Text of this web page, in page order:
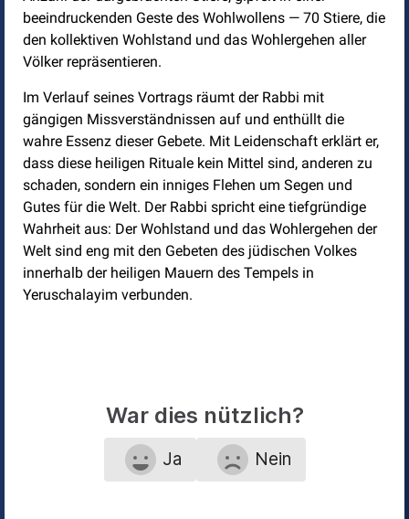
beeindruckenden Geste des Wohlwollens — 70 Stiere, die
den kollektiven Wohlstand und das Wohlergehen aller
Völker repräsentieren.
Im Verlauf seines Vortrags räumt der Rabbi mit
gängigen Missverständnissen auf und enthüllt die
wahre Essenz dieser Gebete. Mit Leidenschaft erklärt er,
dass diese heiligen Rituale kein Mittel sind, anderen zu
schaden, sondern ein inniges Flehen um Segen und
Gutes für die Welt. Der Rabbi spricht eine tiefgründige
Wahrheit aus: Der Wohlstand und das Wohlergehen der
Welt sind eng mit den Gebeten des jüdischen Volkes
innerhalb der heiligen Mauern des Tempels in
Yeruschalayim verbunden.
War dies nützlich?
Ja Nein